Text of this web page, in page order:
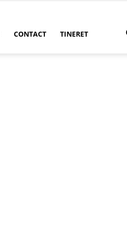
CONTACT TINERET